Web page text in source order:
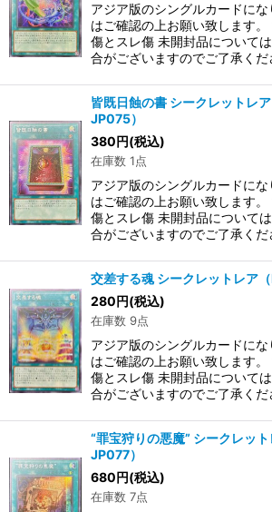
アジア版のシングルカードに
はご確認の上お願い致します
傷とスレ傷 未開封品について
合がございますのでご了承く
皆既日蝕の書 シークレットレ
JP075）
380円(税込)
在庫数 1点
アジア版のシングルカードに
はご確認の上お願い致します
傷とスレ傷 未開封品について
合がございますのでご了承く
交差する魂 シークレットレア
280円(税込)
在庫数 9点
アジア版のシングルカードに
はご確認の上お願い致します
傷とスレ傷 未開封品について
合がございますのでご了承く
“罪宝狩りの悪魔” シークレッ
JP077）
680円(税込)
在庫数 7点